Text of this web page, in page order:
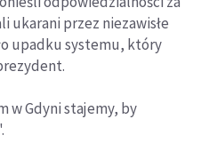
ukarani przez niezawisłe
upadku systemu, który
w Gdyni stajemy, by